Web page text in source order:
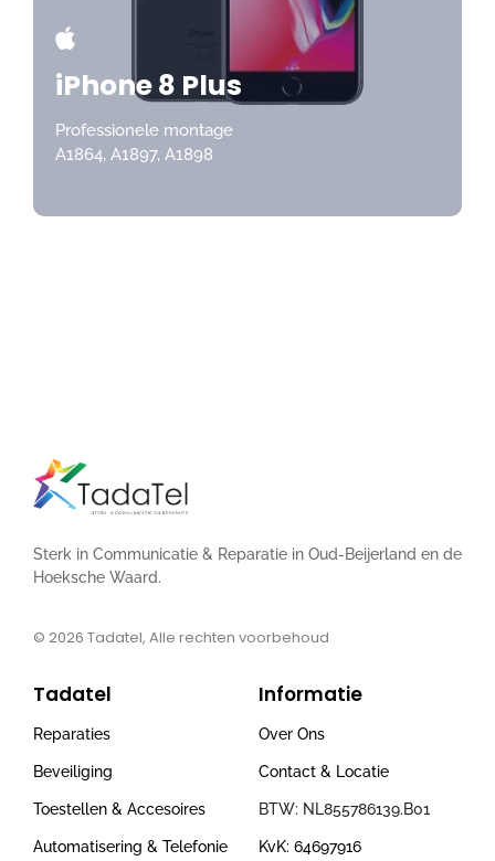
iPhone 8 Plus
Professionele montage
A1864, A1897, A1898
Sterk in Communicatie & Reparatie in Oud-Beijerland en de
Hoeksche Waard.
© 2026 Tadatel, Alle rechten voorbehoud
Tadatel
Reparaties
Beveiliging
Toestellen & Accesoires
Automatisering & Telefonie
Informatie
Over Ons
Contact & Locatie
BTW: NL855786139.B01
KvK: 64697916